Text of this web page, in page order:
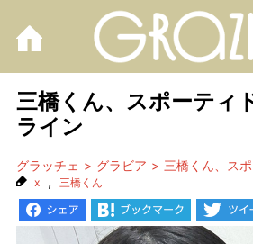
三橋くん、スポーティ
ライン
グラッチェ グラビア 三橋くん、ス
x , 三橋くん